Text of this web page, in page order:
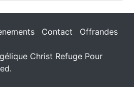
Contact
Offrandes
Christ Refuge Pour